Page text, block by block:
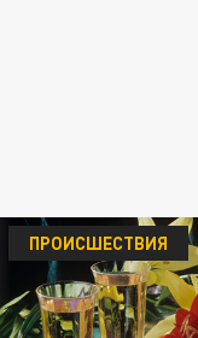
ПРОИСШЕСТВИЯ